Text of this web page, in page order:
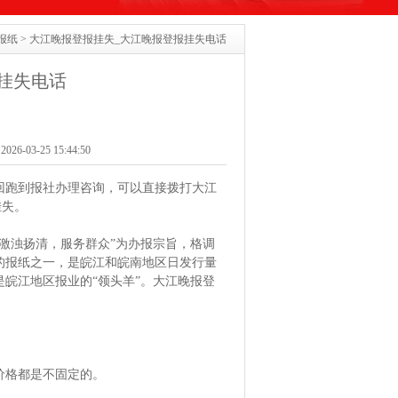
纸 > 大江晚报登报挂失_大江晚报登报挂失电话
失电话
03-25 15:44:50
到报社办理咨询，可以直接拨打大江
。
浊扬清，服务群众”为办报宗旨，格调
纸之一，是皖江和皖南地区日发行量
江地区报业的“领头羊”。大江晚报登
都是不固定的。